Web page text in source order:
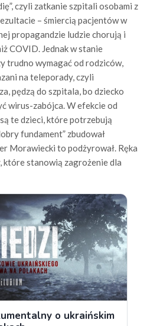
czyli zatkanie szpitali osobami z
– śmiercią pacjentów w
propagandzie ludzie chorują i
COVID. Jednak w stanie
trudno wymagać od rodziców,
na teleporady, czyli
pędzą do szpitala, bo dziecko
wirus-zabójca. W efekcie od
te dzieci, które potrzebują
fundament” zbudował
Morawiecki to podżyrował. Ręka
które stanowią zagrożenie dla